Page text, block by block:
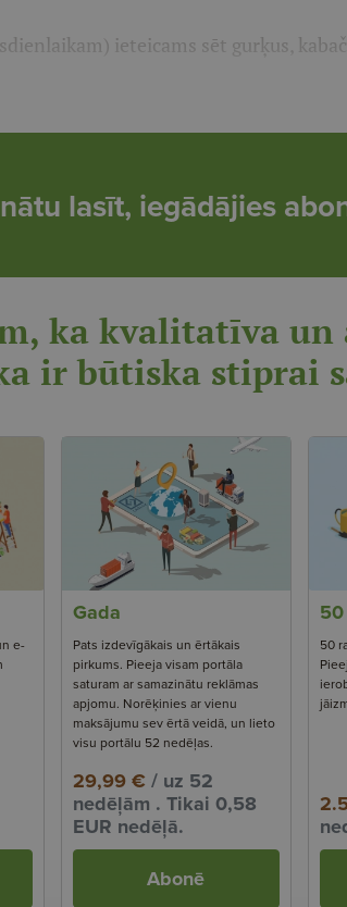
ieteicams sēt gurķus,
lasīt, iegādājies
ka kvalitatīva
ir būtiska stiprai
e-
Gada
Pats izdevīgākais un ērtākais
pirkums. Pieeja visam portāla
saturam ar samazinātu reklāmas
apjomu. Norēķinies ar vienu
maksājumu sev ērtā veidā, un lieto
visu portālu 52 nedēļas.
29,99 € / uz 52
nedēļām . Tikai 0,58
EUR nedēļā.
Abonē
50